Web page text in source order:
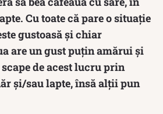
Cu toate că pare o situație
gustoasă și chiar
are un gust puțin amărui și
de acest lucru prin
și/sau lapte, însă alții pun